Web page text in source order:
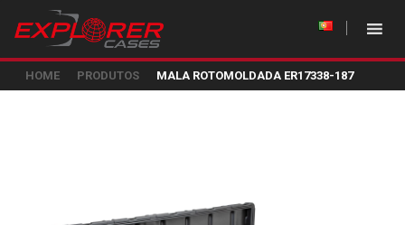
HOME PRODUTOS MALA ROTOMOLDADA ER17338-187